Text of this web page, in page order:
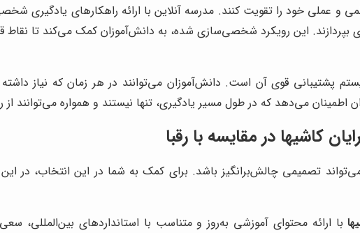
عملی خود را تقویت کنند. مدرسه آنلاین با ارائه راهکارهای یادگیری
این رویکرد شخصی‌سازی شده، به دانش‌آموزان کمک می‌کند تا
پشتیبانی قوی آن است. دانش‌آموزان می‌توانند در هر زمان که نیاز
اطمینان می‌دهد که در طول مسیر یادگیری، تنها نیستند و همواره می‌توانند
کاشیها در مقایسه با رقبا
می‌تواند تصمیمی چالش‌برانگیز باشد. برای کمک به شما در این انتخاب،
با ارائه محتوای آموزشی به‌روز و متناسب با استانداردهای بین‌المللی،